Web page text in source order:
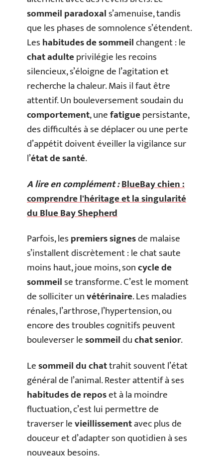
sommeil paradoxals’amenuise, tandis
que les phases de somnolence s’étendent.
Leshabitudes de sommeilchangent : le
chat adulteprivilégie les recoins
silencieux, s’éloigne de l’agitation et
recherche la chaleur. Mais il faut être
attentif. Un bouleversement soudain du
comportement, unefatiguepersistante,
des difficultés à se déplacer ou une perte
d’appétit doivent éveiller la vigilance sur
l’état de santé.
A lire en complément :BlueBay chien :
comprendre l'héritage et la singularité
du Blue Bay Shepherd
Parfois, lespremiers signesde malaise
s’installent discrètement : le chat saute
moins haut, joue moins, soncycle de
sommeilse transforme. C’est le moment
de solliciter unvétérinaire. Les maladies
rénales, l’arthrose, l’hypertension, ou
encore des troubles cognitifs peuvent
bouleverser lesommeilduchat senior.
Lesommeil du chattrahit souvent l’état
général de l’animal. Rester attentif à ses
habitudes de reposet à la moindre
fluctuation, c’est lui permettre de
traverser levieillissementavec plus de
douceur et d’adapter son quotidien à ses
nouveaux besoins.